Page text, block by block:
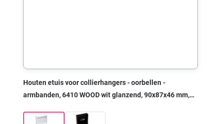
Houten etuis voor collierhangers - oorbellen -
armbanden, 6410 WOOD wit glanzend, 90x87x46 mm,